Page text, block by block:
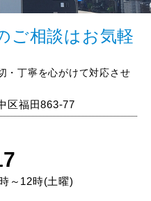
ご相談はお気軽
・丁寧を心がけて対応させ
区福田863-77
～12時(土曜)